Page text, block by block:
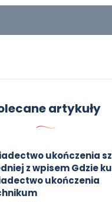
artykuły
ukończenia
z wpisem Gdzie
ukończenia